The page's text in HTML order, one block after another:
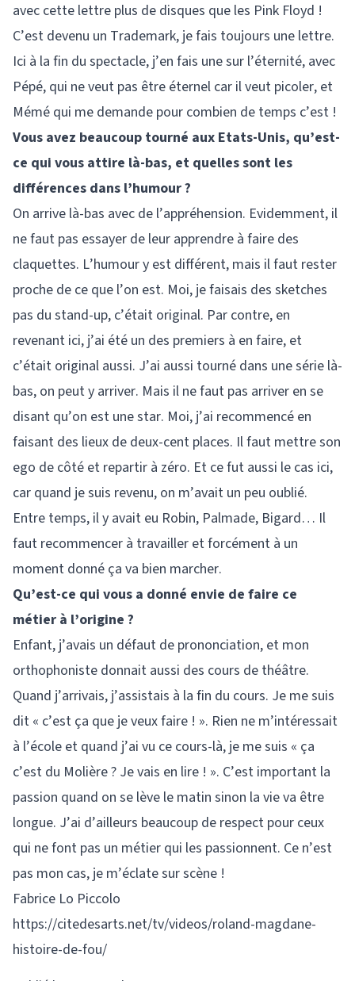
avec cette lettre plus de disques que les Pink Floyd !
C’est devenu un Trademark, je fais toujours une lettre.
Ici à la fin du spectacle, j’en fais une sur l’éternité, avec
Pépé, qui ne veut pas être éternel car il veut picoler, et
Mémé qui me demande pour combien de temps c’est !
Vous avez beaucoup tourné aux Etats-Unis, qu’est-
ce qui vous attire là-bas, et quelles sont les
différences dans l’humour ?
On arrive là-bas avec de l’appréhension. Evidemment, il
ne faut pas essayer de leur apprendre à faire des
claquettes. L’humour y est différent, mais il faut rester
proche de ce que l’on est. Moi, je faisais des sketches
pas du stand-up, c’était original. Par contre, en
revenant ici, j’ai été un des premiers à en faire, et
c’était original aussi. J’ai aussi tourné dans une série là-
bas, on peut y arriver. Mais il ne faut pas arriver en se
disant qu’on est une star. Moi, j’ai recommencé en
faisant des lieux de deux-cent places. Il faut mettre son
ego de côté et repartir à zéro. Et ce fut aussi le cas ici,
car quand je suis revenu, on m’avait un peu oublié.
Entre temps, il y avait eu Robin, Palmade, Bigard… Il
faut recommencer à travailler et forcément à un
moment donné ça va bien marcher.
Qu’est-ce qui vous a donné envie de faire ce
métier à l’origine ?
Enfant, j’avais un défaut de prononciation, et mon
orthophoniste donnait aussi des cours de théâtre.
Quand j’arrivais, j’assistais à la fin du cours. Je me suis
dit « c’est ça que je veux faire ! ». Rien ne m’intéressait
à l’école et quand j’ai vu ce cours-là, je me suis « ça
c’est du Molière ? Je vais en lire ! ». C’est important la
passion quand on se lève le matin sinon la vie va être
longue. J’ai d’ailleurs beaucoup de respect pour ceux
qui ne font pas un métier qui les passionnent. Ce n’est
pas mon cas, je m’éclate sur scène !
Fabrice Lo Piccolo
https://citedesarts.net/tv/videos/roland-magdane-
histoire-de-fou/